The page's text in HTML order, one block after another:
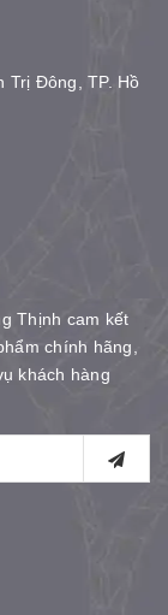
Trị Đông, TP. Hồ
Thịnh cam kết
chính hãng,
khách hàng